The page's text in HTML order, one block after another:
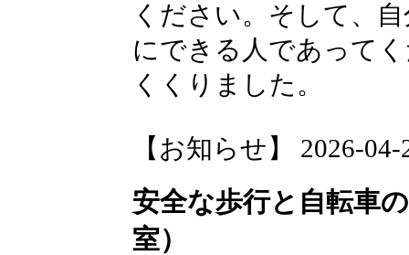
ください。そして、
にできる人であって
くくりました。
【お知らせ】 2026-
安全な歩行と自転車
室）